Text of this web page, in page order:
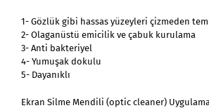
1- Gözlük gibi hassas yüzeyleri çizmeden
2- Olaganüstü emicilik ve çabuk kurulama
3- Anti bakteriyel
4- Yumuşak dokulu
5- Dayanıklı
Ekran Silme Mendili (optic cleaner)